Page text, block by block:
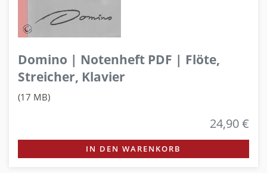
Domino | Notenheft PDF | Flöte,
Streicher, Klavier
(17 MB)
24,90 €
IN DEN WARENKORB